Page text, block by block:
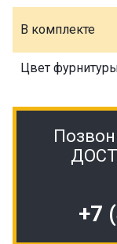
В комплекте
Цвет
+7